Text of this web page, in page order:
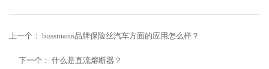
上一个： bussmann品牌保险丝汽车方面的应用怎么样？
下一个： 什么是直流熔断器？